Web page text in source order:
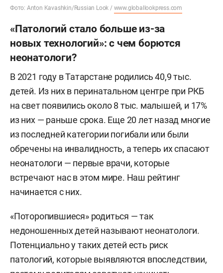
Фото: Anton Kavashkin/Russian Look / www.globallookpress.com
«Патологий стало больше из-за
новых технологий»: с чем борются
неонатологи?
В 2021 году в Татарстане родились 40,9 тыс.
детей. Из них в перинатальном центре при РКБ
на свет появились около 8 тыс. малышей, и 17%
из них — раньше срока. Еще 20 лет назад многие
из последней категории погибали или были
обречены на инвалидность, а теперь их спасают
неонатологи — первые врачи, которые
встречают нас в этом мире. Наш рейтинг
начинается с них.
«Поторопившиеся» родиться — так
недоношенных детей называют неонатологи.
Потенциально у таких детей есть риск
патологий, которые выявляются впоследствии,